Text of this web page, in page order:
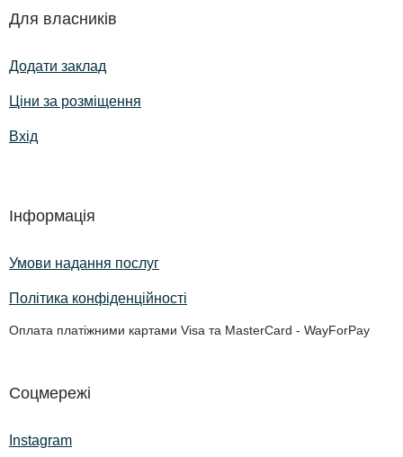
Для власників
Додати заклад
Ціни за розміщення
Вхід
Інформація
Умови надання послуг
Політика конфіденційності
Оплата платіжними картами Visa та MasterCard - WayForPay
Соцмережі
Instagram